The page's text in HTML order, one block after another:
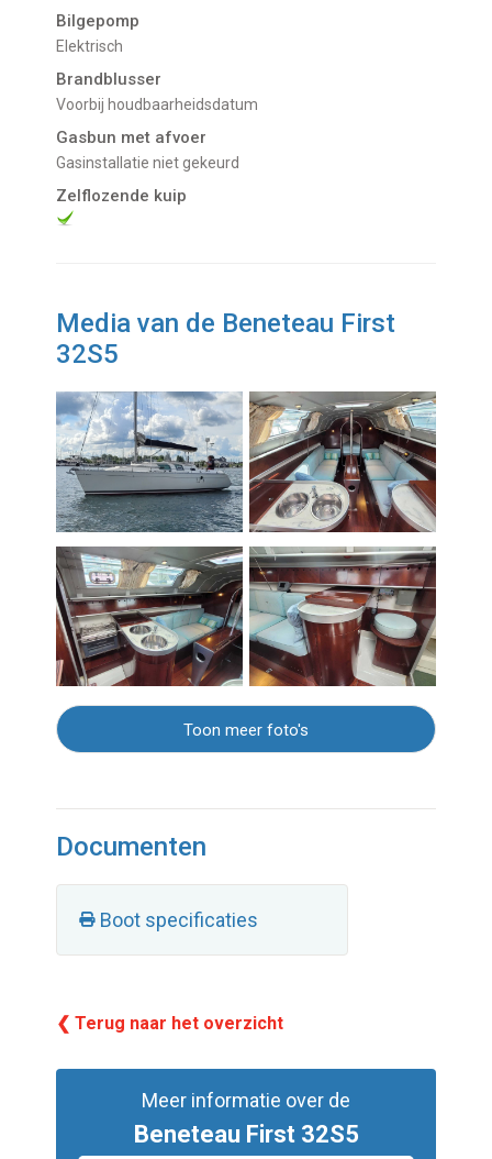
Bilgepomp
Elektrisch
Brandblusser
Voorbij houdbaarheidsdatum
Gasbun met afvoer
Gasinstallatie niet gekeurd
Zelflozende kuip
Media van de Beneteau First
32S5
Toon meer foto's
Documenten
Boot specificaties
❮ Terug naar het overzicht
Meer informatie over de
Beneteau First 32S5